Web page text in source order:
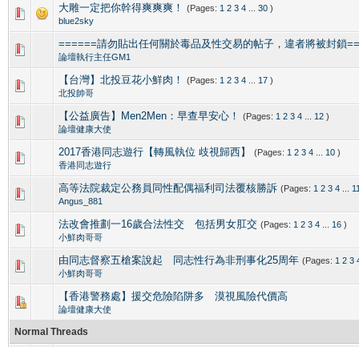
大雕一定把你幹得爽爽爽！ (Pages: 1 2 3 4 30 )
blue2sky
3 Vote(s) - 4.33 out of 5 in Average
1 2 345
======請勿貼出任何關於毒品及性交易的帖子，違者將被封鎖
論壇執行主任GM1
8 Vote(s) - 3.63 out of 5 in Average
12345
【台灣】北投豆花小鮮肉！ (Pages: 1 2 3 4 17 )
北投帥哥
3 Vote(s) - 3 out of 5 in Average
1 2 345
【公益廣告】Men2Men：早查早安心！ (Pages: 1 2 3 4 12 )
論壇健康大使
4 Vote(s) - 4 out of 5 in Average
1 2345
2017香港同志遊行【轉風執位 歧視歸西】 (Pages: 1 2 3 4 10 )
香港同志遊行
5 Vote(s) - 3 out of 5 in Average
1234 5
高等法院裁定公務員同性配偶福利司法覆核勝訴 (Pages: 1 2 3 4
Angus_881
8 Vote(s) - 2.38 out of 5 in Average
12345
法改會推劃一16歲合法性交 包括男女肛交 (Pages: 1 2 3 4 16 )
小鮮肉哥哥
5 Vote(s) - 3.8 out of 5 in Average
12 5
由同志督察五槍案說起 同志性行為非刑事化25周年 (Pages: 1 2 3
小鮮肉哥哥
2 Vote(s) - 4 out of 5 in Average
12345
【香港警務處】援交危險陷阱多 漠視風險代價高
論壇健康大使
5 Vote(s) - 2.8 out of 5 in Average
12345
Normal Threads